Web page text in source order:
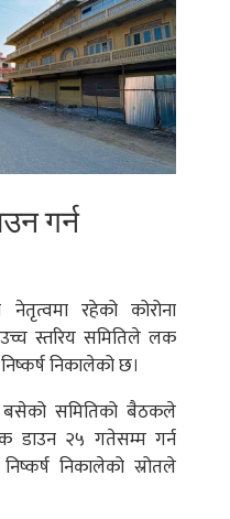
गर्न
नेतृत्वमा रहेको कोरोना
उच्च स्तरिय समितिले लक
निकालेको छ।
बसेको समितिको बैठकले
२५ गतेसम्म गर्न
निकालेको स्रोतले